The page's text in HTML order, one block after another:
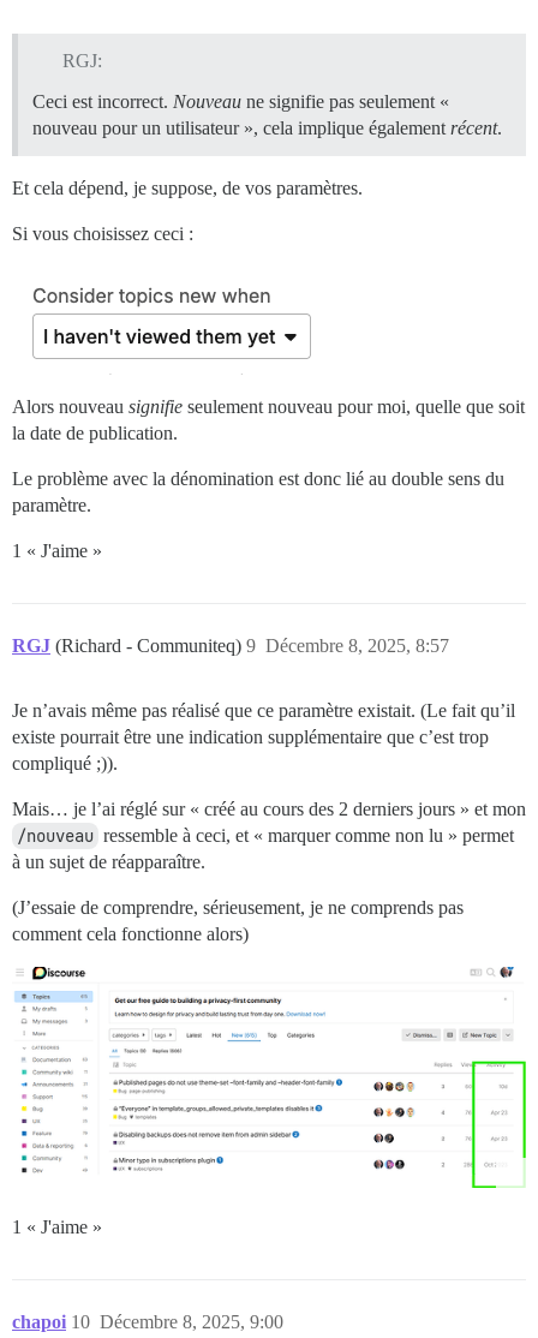
RGJ:
Ceci est incorrect. Nouveau ne signifie pas seulement «
nouveau pour un utilisateur », cela implique également récent.
Et cela dépend, je suppose, de vos paramètres.
Si vous choisissez ceci :
Alors nouveau signifie seulement nouveau pour moi, quelle que soit
la date de publication.
Le problème avec la dénomination est donc lié au double sens du
paramètre.
1 « J'aime »
RGJ (Richard - Communiteq) Décembre 8, 2025, 8:57
9
Je n’avais même pas réalisé que ce paramètre existait. (Le fait qu’il
existe pourrait être une indication supplémentaire que c’est trop
compliqué ;)).
Mais… je l’ai réglé sur « créé au cours des 2 derniers jours » et mon
/nouveau ressemble à ceci, et « marquer comme non lu » permet
à un sujet de réapparaître.
(J’essaie de comprendre, sérieusement, je ne comprends pas
comment cela fonctionne alors)
1 « J'aime »
chapoi Décembre 8, 2025, 9:00
10